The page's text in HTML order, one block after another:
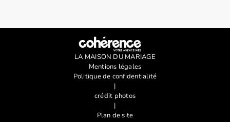
LA MAISON DU MARIAGE
Mentions légales
Politique de confidentialité
|
crédit photos
|
Plan de site